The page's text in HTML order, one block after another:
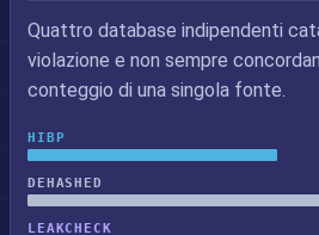
Quattro database indipendenti
violazione e non sempre
conteggio di una singola fonte.
HIBP
DEHASHED
LEAKCHECK